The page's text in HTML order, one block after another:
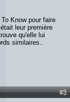
Know pour faire
leur première
qu'elle lui
similaires..
#3